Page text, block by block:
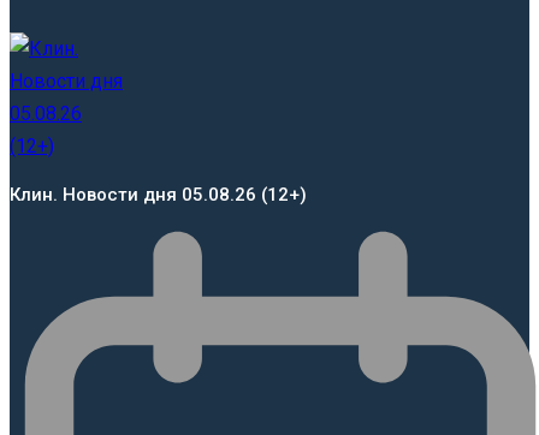
Клин. Новости дня 05.08.26 (12+)